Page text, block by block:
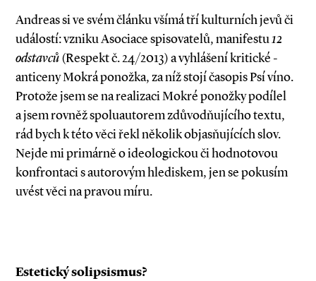
Andreas si ve svém článku všímá tří kulturních jevů či
událostí: vzniku Asociace spisovatelů, manifestu12
odstavců(­Respekt č. 24/2013) a vyhlášení kritické ­
anticeny Mokrá ponožka, za níž stojí časopis Psí víno.
Protože jsem se na realizaci Mokré ponožky podílel
a jsem rovněž spoluautorem zdůvodňujícího textu,
rád bych k této věci řekl několik objasňujících slov.
Nejde mi primárně o ideologickou či hodnotovou
konfrontaci s autorovým hlediskem, jen se pokusím
uvést věci na pravou míru.
Estetický solipsismus?